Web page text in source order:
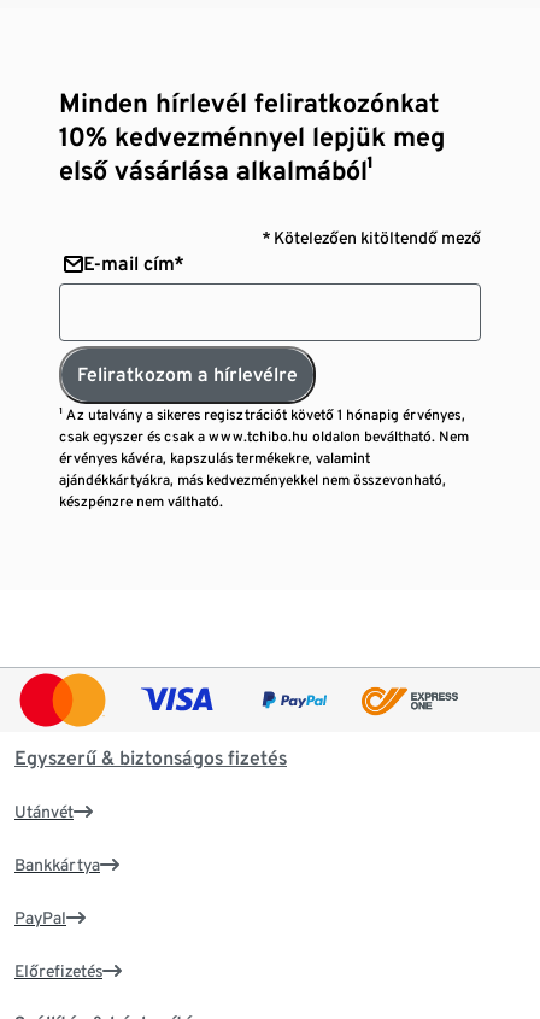
Minden hírlevél feliratkozónkat
10% kedvezménnyel lepjük meg
első vásárlása alkalmából¹
* Kötelezően kitöltendő mező
E-mail cím*
Feliratkozom a hírlevélre
¹ Az utalvány a sikeres regisztrációt követő 1 hónapig érvényes,
csak egyszer és csak a www.tchibo.hu oldalon beváltható. Nem
érvényes kávéra, kapszulás termékekre, valamint
ajándékkártyákra, más kedvezményekkel nem összevonható,
készpénzre nem váltható.
Egyszerű & biztonságos fizetés
Utánvét
Bankkártya
PayPal
Előrefizetés